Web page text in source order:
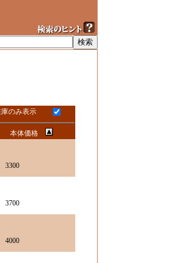
のみ表示
本体価格
3300
3700
4000